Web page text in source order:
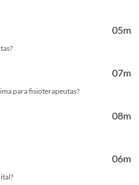
05m
07m
para fisioterapeutas?
08m
06m